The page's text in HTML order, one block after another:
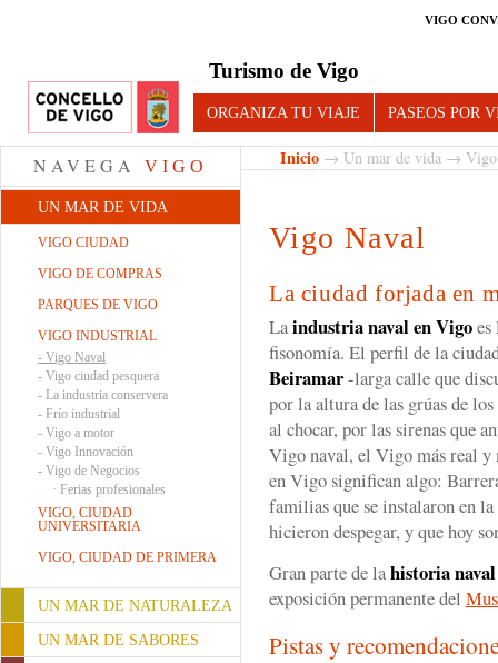
VIGO
Turismo de Vigo
ORGANIZA TU VIAJE PASEOS POR
NAVEGA VIGO
UN MAR DE VIDA
VIGO CIUDAD
VIGO DE COMPRAS
PARQUES DE VIGO
VIGO INDUSTRIAL
- Vigo Naval
- Vigo ciudad pesquera
- La industria conservera
- Frío industrial
- Vigo a motor
- Vigo Innovación
- Vigo de Negocios
· Ferias profesionales
VIGO, CIUDAD
UNIVERSITARIA
VIGO, CIUDAD DE PRIMERA
UN MAR DE NATURALEZA
UN MAR DE SABORES
Inicio → Un mar de vida →
Vigo Naval
La ciudad forjada en
Laindustria naval en Vigo
fisonomía. El perfil de la
Beiramar-larga calle que
por la altura de las grúas de los
al chocar, por las sirenas que
Vigo naval, el Vigo más real y
en Vigo significan algo:
familias que se instalaron en
hicieron despegar, y que hoy
Gran parte de lahistoria
exposición permanente del
Pistas y